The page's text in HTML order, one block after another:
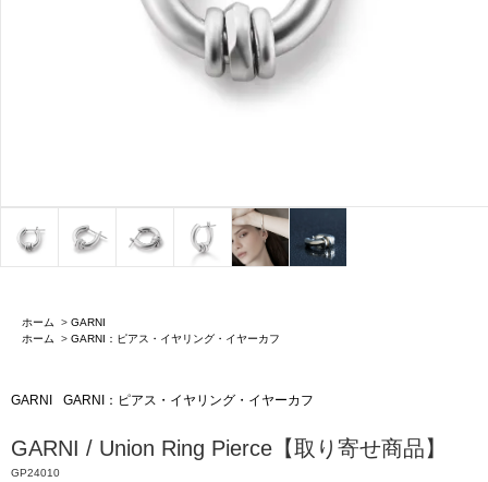
ホーム > GARNI
ホーム
> GARNI：ピアス・イヤリング・イヤーカフ
GARNI GARNI：ピアス・イヤリング・イヤーカフ
GARNI / Union Ring Pierce【取り寄せ商品】
GP24010